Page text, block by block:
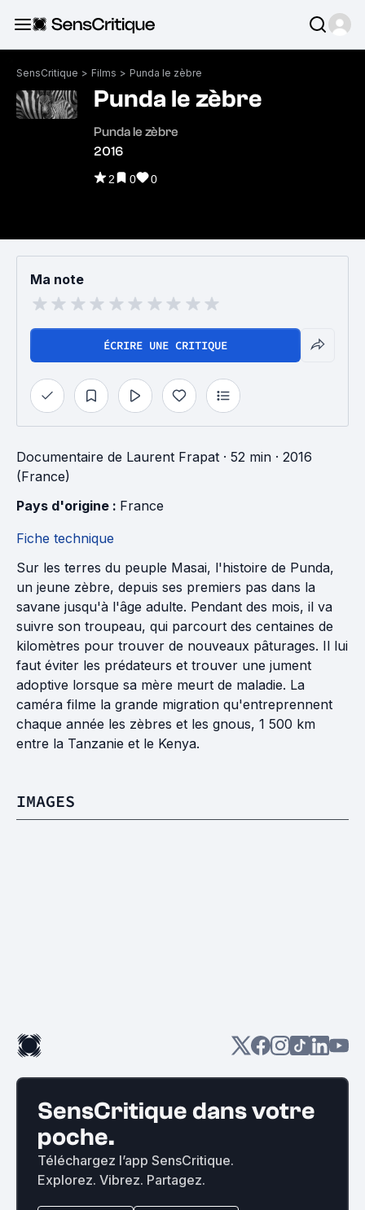
SensCritique > Films > Punda le zèbre
Punda le zèbre
Punda le zèbre
2016
2 0 0
Ma note
ÉCRIRE UNE CRITIQUE
Documentaire de Laurent Frapat · 52 min · 2016
(France)
Pays d'origine : France
Fiche technique
Sur les terres du peuple Masai, l'histoire de Punda,
un jeune zèbre, depuis ses premiers pas dans la
savane jusqu'à l'âge adulte. Pendant des mois, il va
suivre son troupeau, qui parcourt des centaines de
kilomètres pour trouver de nouveaux pâturages. Il lui
faut éviter les prédateurs et trouver une jument
adoptive lorsque sa mère meurt de maladie. La
caméra filme la grande migration qu'entreprennent
chaque année les zèbres et les gnous, 1 500 km
entre la Tanzanie et le Kenya.
IMAGES
SensCritique dans votre
poche.
Téléchargez l’app SensCritique.
Explorez. Vibrez. Partagez.